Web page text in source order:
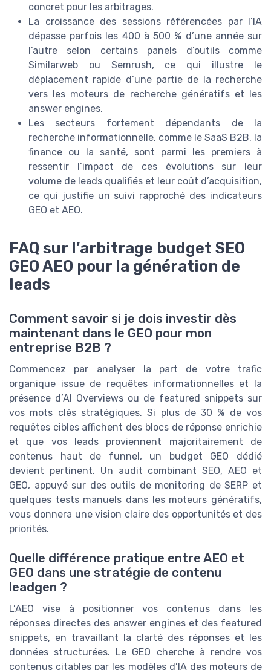
concret pour les arbitrages.
La croissance des sessions référencées par l’IA
dépasse parfois les 400 à 500 % d’une année sur
l’autre selon certains panels d’outils comme
Similarweb ou Semrush, ce qui illustre le
déplacement rapide d’une partie de la recherche
vers les moteurs de recherche génératifs et les
answer engines.
Les secteurs fortement dépendants de la
recherche informationnelle, comme le SaaS B2B, la
finance ou la santé, sont parmi les premiers à
ressentir l’impact de ces évolutions sur leur
volume de leads qualifiés et leur coût d’acquisition,
ce qui justifie un suivi rapproché des indicateurs
GEO et AEO.
FAQ sur l’arbitrage budget SEO
GEO AEO pour la génération de
leads
Comment savoir si je dois investir dès
maintenant dans le GEO pour mon
entreprise B2B ?
Commencez par analyser la part de votre trafic
organique issue de requêtes informationnelles et la
présence d’AI Overviews ou de featured snippets sur
vos mots clés stratégiques. Si plus de 30 % de vos
requêtes cibles affichent des blocs de réponse enrichie
et que vos leads proviennent majoritairement de
contenus haut de funnel, un budget GEO dédié
devient pertinent. Un audit combinant SEO, AEO et
GEO, appuyé sur des outils de monitoring de SERP et
quelques tests manuels dans les moteurs génératifs,
vous donnera une vision claire des opportunités et des
priorités.
Quelle différence pratique entre AEO et
GEO dans une stratégie de contenu
leadgen ?
L’AEO vise à positionner vos contenus dans les
réponses directes des answer engines et des featured
snippets, en travaillant la clarté des réponses et les
données structurées. Le GEO cherche à rendre vos
contenus citables par les modèles d’IA des moteurs de